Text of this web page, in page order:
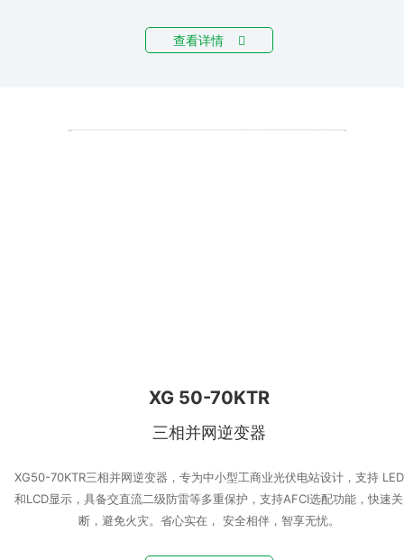
查看详情
XG 50-70KTR
三相并网逆变器
XG50-70KTR三相并网逆变器，专为中小型工商业光伏电站设计，支持 LED
和LCD显示，具备交直流二级防雷等多重保护，支持AFCI选配功能，快速关
断，避免火灾。省心实在， 安全相伴，智享无忧。